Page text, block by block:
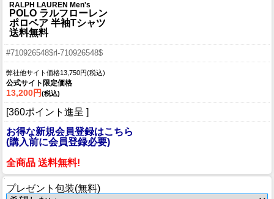
RALPH LAUREN Men's
POLO ラルフローレン
ポロベア 半袖Tシャツ
送料無料
#710926548$rl-710926548$
弊社他サイト価格13,750円(税込)
公式サイト限定価格
13,200円(税込)
[360ポイント進呈 ]
お得な新規会員登録はこちら
(購入前に会員登録必要)
全商品 送料無料!
プレゼント包装(無料)